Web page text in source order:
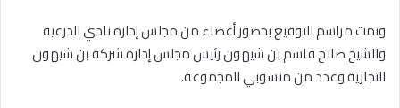
وتمت مراسم التوقيع بحضور أعضاء من مجلس إدارة نادي الدرعية
والشيخ صلاح قاسم بن شيهون رئيس مجلس إدارة شركة بن شيهون
التجارية وعدد من منسوبي المجموعة.